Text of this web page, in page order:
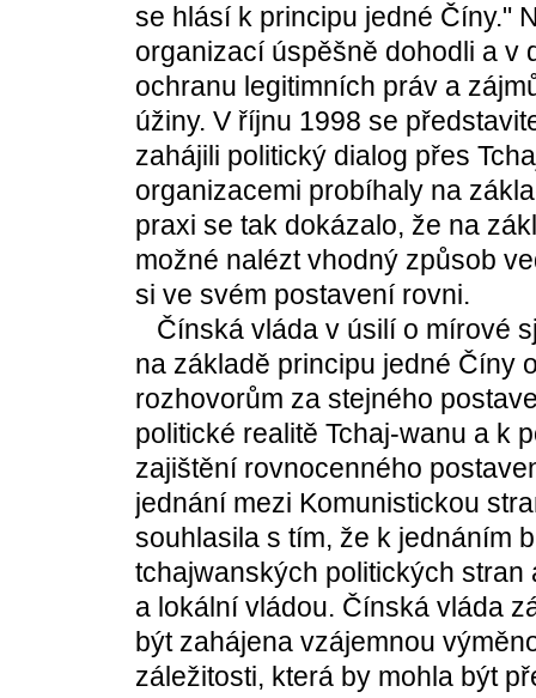
se hlásí k principu jedné Číny."
organizací úspěšně dohodli a v
ochranu legitimních práv a
úžiny. V říjnu 1998 se
zahájili politický dialog přes
organizacemi probíhaly na
praxi se tak dokázalo, že na
možné nalézt vhodný způsob
si ve svém postavení rovni.
Čínská vláda v úsilí o mírové
na základě principu jedné Číny
rozhovorům za stejného
politické realitě Tchaj-wanu a k
zajištění rovnocenného
jednání mezi Komunistickou
souhlasila s tím, že k jednáním
tchajwanských politických
a lokální vládou. Čínská vláda
být zahájena vzájemnou
záležitosti, která by mohla být